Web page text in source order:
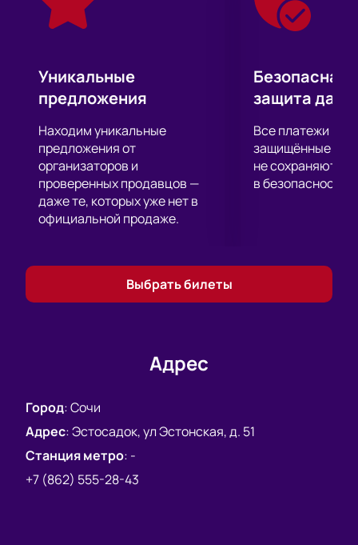
форма, подготовка и мастерство!
Уникальные
предложения
Находим уникальные
предложения от
организаторов и
проверенных продавцов —
даже те, которых уже нет в
официальной продаже.
Безопасная
защита
Все платежи
защищённые
не сохраняются
в безопасности.
Выбрать билеты
Адрес
Город:Сочи
Адрес:Эстосадок, ул Эстонская, д. 51
Станция метро: -
+7 (862) 555-28-43